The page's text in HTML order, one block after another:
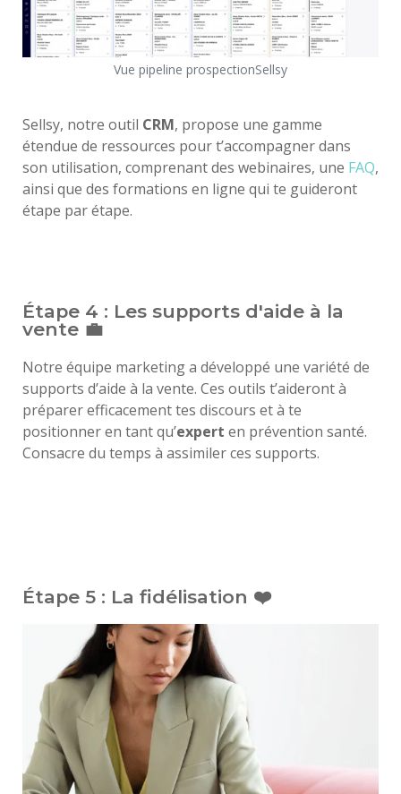
Vue pipeline prospectionSellsy
Sellsy, notre outil CRM, propose une gamme
étendue de ressources pour t’accompagner dans
son utilisation, comprenant des webinaires, une FAQ,
ainsi que des formations en ligne qui te guideront
étape par étape.
Étape 4 : Les supports d'aide à la
vente 💼
Notre équipe marketing a développé une variété de
supports d’aide à la vente. Ces outils t’aideront à
préparer efficacement tes discours et à te
positionner en tant qu’expert en prévention santé.
Consacre du temps à assimiler ces supports.
Étape 5 : La fidélisation ❤️